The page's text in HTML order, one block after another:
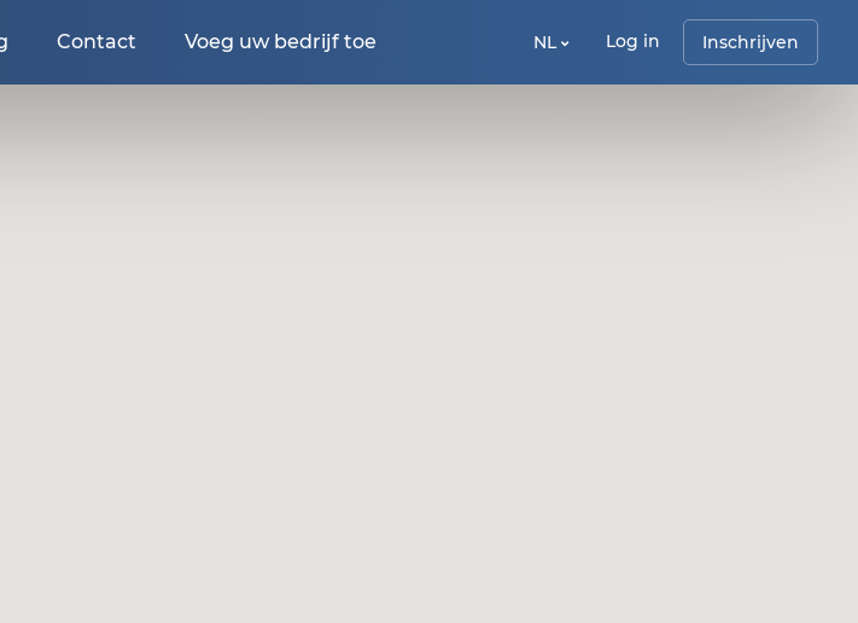
Contact Voeg uw bedrijf toe NL Log in Inschrijven